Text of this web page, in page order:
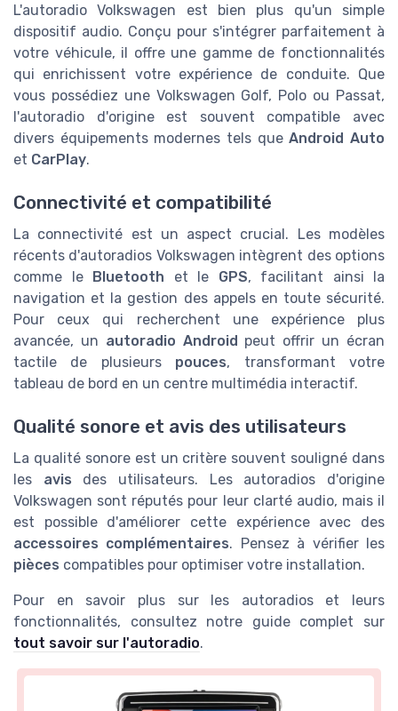
L'autoradio Volkswagen est bien plus qu'un simple
dispositif audio. Conçu pour s'intégrer parfaitement à
votre véhicule, il offre une gamme de fonctionnalités
qui enrichissent votre expérience de conduite. Que
vous possédiez une Volkswagen Golf, Polo ou Passat,
l'autoradio d'origine est souvent compatible avec
divers équipements modernes tels queAndroid Auto
et CarPlay.
Connectivité et compatibilité
La connectivité est un aspect crucial. Les modèles
récents d'autoradios Volkswagen intègrent des options
comme le Bluetooth et le GPS, facilitant ainsi la
navigation et la gestion des appels en toute sécurité.
Pour ceux qui recherchent une expérience plus
avancée, un autoradio Android peut offrir un écran
tactile de plusieurs pouces, transformant votre
tableau de bord en un centre multimédia interactif.
Qualité sonore et avis des utilisateurs
La qualité sonore est un critère souvent souligné dans
les avis des utilisateurs. Les autoradios d'origine
Volkswagen sont réputés pour leur clarté audio, mais il
est possible d'améliorer cette expérience avec des
accessoires complémentaires. Pensez à vérifier les
pièces compatibles pour optimiser votre installation.
Pour en savoir plus sur les autoradios et leurs
fonctionnalités, consultez notre guide complet sur
tout savoir sur l'autoradio.